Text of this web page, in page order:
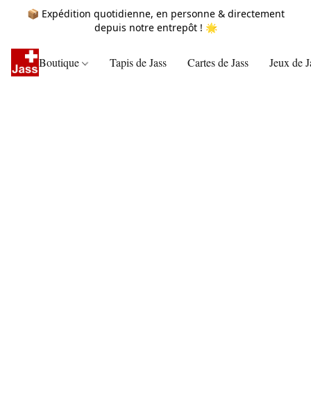
📦 Expédition quotidienne, en personne & directement
depuis notre entrepôt ! 🌟
Boutique Tapis de Jass Cartes de Jass Jeux de